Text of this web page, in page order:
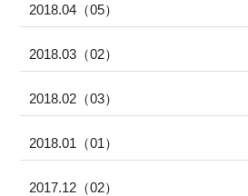
2018.04（05）
2018.03（02）
2018.02（03）
2018.01（01）
2017.12（02）